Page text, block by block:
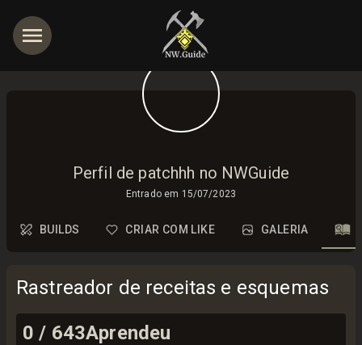
Perfil de patchhh no NWGuide
Entrado em 15/07/2023
BUILDS CRIAR COM LIKE GALERIA
Rastreador de receitas e esquemas
0 / 643Aprendeu